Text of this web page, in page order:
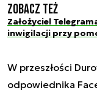
Zobacz też
Założyciel
inwigilacji przy
W przeszłości
odpowiednika